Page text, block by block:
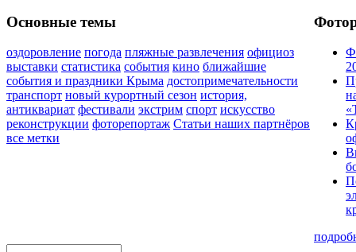
Основные темы
оздоровление погода пляжные развлечения официоз
выставки статистика события кино ближайшие
события и праздники Крыма достопримечательности
транспорт новый курортный сезон история,
антиквариат фестивали экстрим спорт искусство
реконструкции фоторепортаж Статьи наших партнёров
все метки